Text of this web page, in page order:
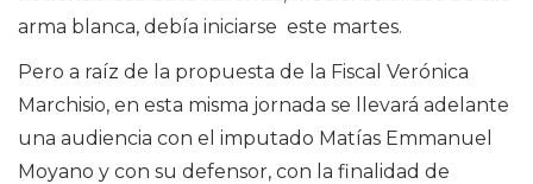
arma blanca, debía iniciarse este martes.
Pero a raíz de la propuesta de la Fiscal Verónica
Marchisio, en esta misma jornada se llevará adelante
una audiencia con el imputado Matías Emmanuel
Moyano y con su defensor, con la finalidad de